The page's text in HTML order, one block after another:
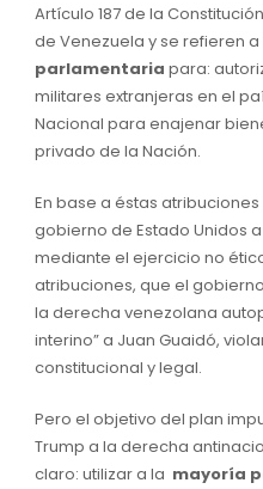
Artículo 187 de la
de Venezuela y se refieren
parlamentaria para:
militares extranjeras en el
Nacional para enajenar
privado de la Nación.
En base a éstas
gobierno de Estado Unidos
mediante el ejercicio no
atribuciones, que el
la derecha venezolana
interino” a Juan Guaidó,
constitucional y legal.
Pero el objetivo del plan
Trump a la derecha
claro: utilizar a la mayoría